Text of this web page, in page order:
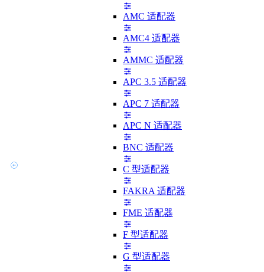
AMC 适配器
AMC4 适配器
AMMC 适配器
APC 3.5 适配器
APC 7 适配器
APC N 适配器
BNC 适配器
C 型适配器
FAKRA 适配器
FME 适配器
F 型适配器
G 型适配器